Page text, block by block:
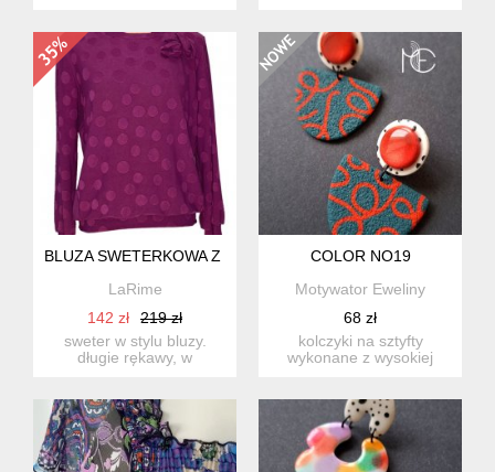
BLUZA SWETERKOWA Z PODUSZKAMI
LaRime
142 zł
219 zł
sweter w stylu bluzy.
długie rękawy, w
COLOR NO19
Motywator Eweliny
68 zł
kolczyki na sztyfty
wykonane z wysokiej